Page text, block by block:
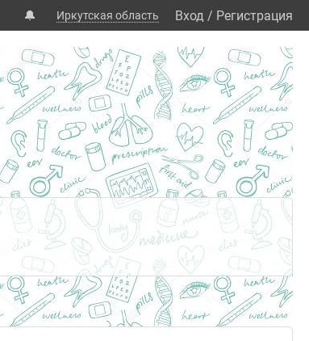
🔔 Иркутская область Вход / Регистрация